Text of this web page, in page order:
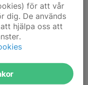
träningen
för att vår
dig. De används
hjälpa oss att